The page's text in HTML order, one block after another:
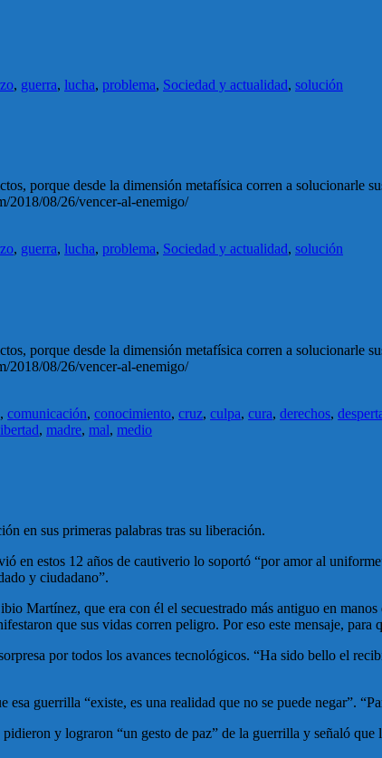
, guerra, lucha, problema, Sociedad y actualidad, solución
porque desde la dimensión metafísica corren a solucionarle
2018/08/26/vencer-al-enemigo/
, guerra, lucha, problema, Sociedad y actualidad, solución
porque desde la dimensión metafísica corren a solucionarle
2018/08/26/vencer-al-enemigo/
, comunicación, conocimiento, cruz, culpa, cura, derechos,
, madre, mal, medio
en sus primeras palabras tras su liberación.
estos 12 años de cautiverio lo soportó “por amor al
y ciudadano”.
Martínez, que era con él el secuestrado más antiguo en
que sus vidas corren peligro. Por eso este mensaje, para
por todos los avances tecnológicos. “Ha sido bello el
guerrilla “existe, es una realidad que no se puede negar”.
y lograron “un gesto de paz” de la guerrilla y señaló